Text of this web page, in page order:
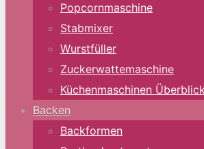
Popcornmaschine
Stabmixer
Wurstfüller
Zuckerwattemaschine
Küchenmaschinen
Backen
Backformen